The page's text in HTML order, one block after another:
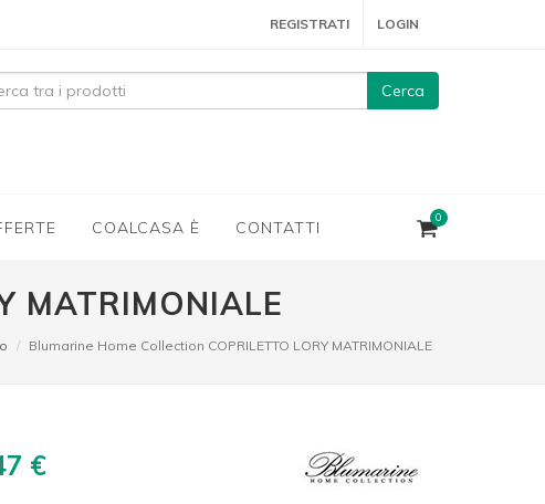
REGISTRATI LOGIN
Cerca
COALCASA È CONTATTI
0
MATRIMONIALE
Blumarine Home Collection COPRILETTO LORY MATRIMONIALE
€